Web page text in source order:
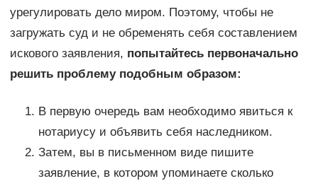
урегулировать дело миром. Поэтому, чтобы не
загружать суд и не обременять себя составлением
искового заявления, попытайтесь первоначально
решить проблему подобным образом:
В первую очередь вам необходимо явиться к
нотариусу и объявить себя наследником.
Затем, вы в письменном виде пишите
заявление, в котором упоминаете сколько